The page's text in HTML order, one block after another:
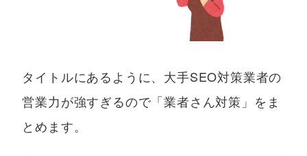
タイトルにあるように、大手SEO対策業者の
営業力が強すぎるので「業者さん対策」をま
とめます。